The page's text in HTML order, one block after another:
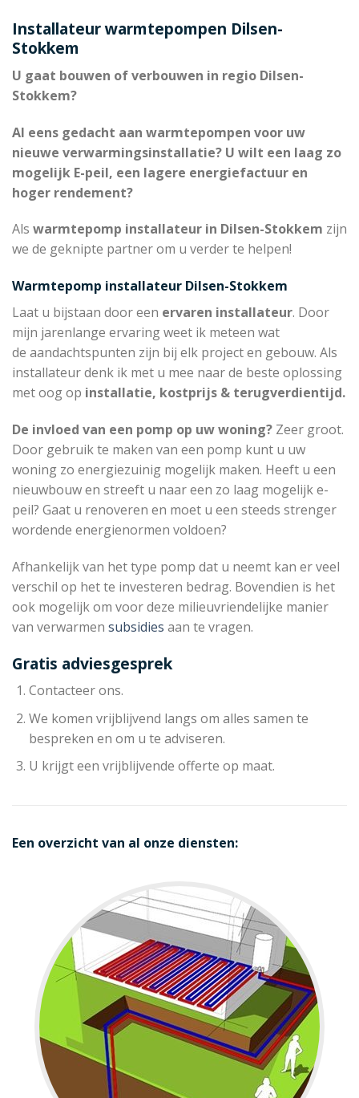
Installateur warmtepompen Dilsen-
Stokkem
U gaat bouwen of verbouwen in regio Dilsen-
Stokkem?
Al eens gedacht aan warmtepompen voor uw
nieuwe verwarmingsinstallatie? U wilt een laag zo
mogelijk E-peil, een lagere energiefactuur en
hoger rendement?
Als warmtepomp installateur in Dilsen-Stokkem zijn
we de geknipte partner om u verder te helpen!
Warmtepomp installateur Dilsen-Stokkem
Laat u bijstaan door een ervaren installateur. Door
mijn jarenlange ervaring weet ik meteen wat
de aandachtspunten zijn bij elk project en gebouw. Als
installateur denk ik met u mee naar de beste oplossing
met oog op installatie, kostprijs & terugverdientijd.
De invloed van een pomp op uw woning? Zeer groot.
Door gebruik te maken van een pomp kunt u uw
woning zo energiezuinig mogelijk maken. Heeft u een
nieuwbouw en streeft u naar een zo laag mogelijk e-
peil? Gaat u renoveren en moet u een steeds strenger
wordende energienormen voldoen?
Afhankelijk van het type pomp dat u neemt kan er veel
verschil op het te investeren bedrag. Bovendien is het
ook mogelijk om voor deze milieuvriendelijke manier
van verwarmen subsidies aan te vragen.
Gratis adviesgesprek
Contacteer ons.
We komen vrijblijvend langs om alles samen te
bespreken en om u te adviseren.
U krijgt een vrijblijvende offerte op maat.
Een overzicht van al onze diensten: